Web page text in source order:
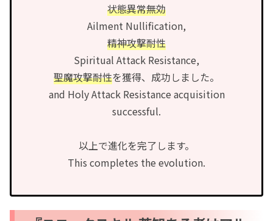
状態異常無効
Ailment Nullification,
精神攻撃耐性
Spiritual Attack Resistance,
聖魔攻撃耐性を獲得、成功しました。
and Holy Attack Resistance acquisition
successful.
以上で進化を完了します。
This completes the evolution.